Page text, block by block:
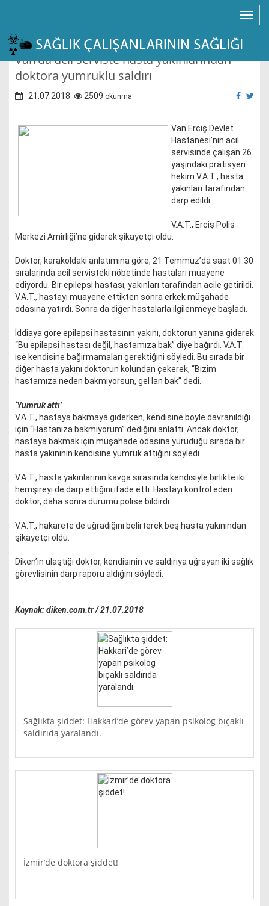
Van’da acil serviste hasta yakınlarından
doktora yumruklu saldırı
21.07.2018 2509 okunma
Van Erciş Devlet
Hastanesi’nin acil
servisinde çalışan 26
yaşındaki pratisyen
hekim V.A.T., hasta
yakınları tarafından
darp edildi.
V.A.T., Erciş Polis
Merkezi Amirliği’ne giderek şikayetçi oldu.
Doktor, karakoldaki anlatımına göre, 21 Temmuz’da saat 01.30
sıralarında acil servisteki nöbetinde hastaları muayene
ediyordu. Bir epilepsi hastası, yakınları tarafından acile getirildi.
V.A.T., hastayı muayene ettikten sonra erkek müşahade
odasına yatırdı. Sonra da diğer hastalarla ilgilenmeye başladı.
İddiaya göre epilepsi hastasının yakını, doktorun yanına giderek
“Bu epilepsi hastası değil, hastamıza bak” diye bağırdı. V.A.T.
ise kendisine bağırmamaları gerektiğini söyledi. Bu sırada bir
diğer hasta yakını doktorun kolundan çekerek, “Bizim
hastamıza neden bakmıyorsun, gel lan bak” dedi.
‘Yumruk attı’
V.A.T., hastaya bakmaya giderken, kendisine böyle davranıldığı
için “Hastanıza bakmıyorum” dediğini anlattı. Ancak doktor,
hastaya bakmak için müşahade odasına yürüdüğü sırada bir
hasta yakınının kendisine yumruk attığını söyledi.
V.A.T., hasta yakınlarının kavga sırasında kendisiyle birlikte iki
hemşireyi de darp ettiğini ifade etti. Hastayı kontrol eden
doktor, daha sonra durumu polise bildirdi.
V.A.T., hakarete de uğradığını belirterek beş hasta yakınından
şikayetçi oldu.
Diken’in ulaştığı doktor, kendisinin ve saldırıya uğrayan iki sağlık
görevlisinin darp raporu aldığını söyledi.
Kaynak: diken.com.tr / 21.07.2018
Sağlıkta şiddet: Hakkari’de görev yapan psikolog bıçaklı
saldırıda yaralandı.
İzmir’de doktora şiddet!